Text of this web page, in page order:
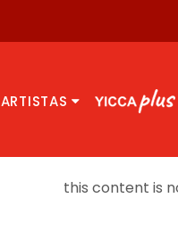
ARTISTAS
this content is